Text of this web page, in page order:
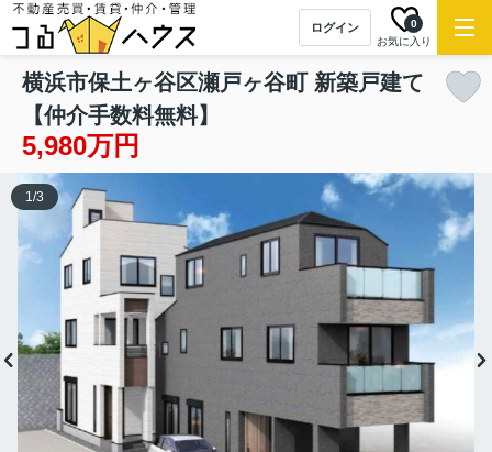
ログイン
お気に入り
0
横浜市保土ヶ谷区瀬戸ヶ谷町 新築戸建て
【仲介手数料無料】
5,980万円
1/3